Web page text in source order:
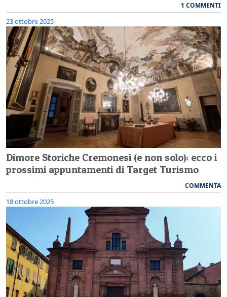
1 COMMENTI
23 ottobre 2025
Dimore Storiche Cremonesi (e non solo): ecco i
prossimi appuntamenti di Target Turismo
COMMENTA
18 ottobre 2025